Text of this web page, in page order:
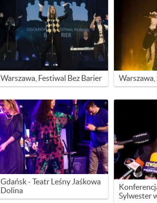
Warszawa, Festiwal Bez Barier Warszawa,
Gdańsk - Teatr Leśny Jaśkowa
Dolina
Sylwester